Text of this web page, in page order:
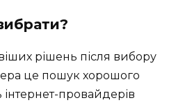
рішень після вибору
це пошук хорошого
інтернет-провайдерів